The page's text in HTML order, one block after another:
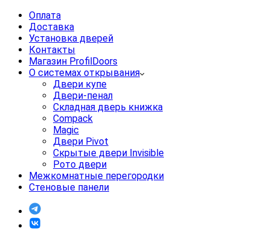
Оплата
Доставка
Установка дверей
Контакты
Магазин ProfilDoors
О системах открывания
Двери купе
Двери-пенал
Складная дверь книжка
Compack
Magic
Двери Pivot
Скрытые двери Invisible
Рото двери
Межкомнатные перегородки
Стеновые панели